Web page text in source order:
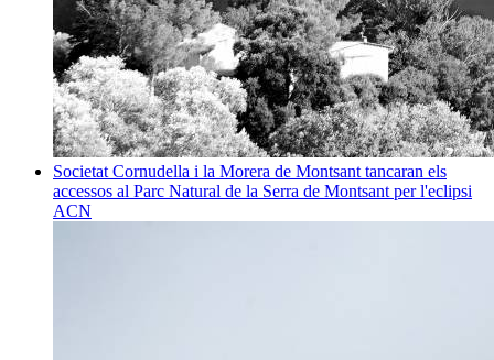
Societat Cornudella i la Morera de Montsant tancaran els
accessos al Parc Natural de la Serra de Montsant per l'eclipsi
ACN